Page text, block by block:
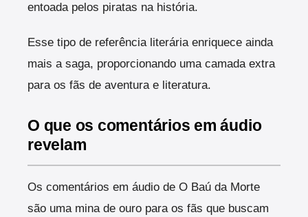
entoada pelos piratas na história.
Esse tipo de referência literária enriquece ainda
mais a saga, proporcionando uma camada extra
para os fãs de aventura e literatura.
O que os comentários em áudio
revelam
Os comentários em áudio de O Baú da Morte
são uma mina de ouro para os fãs que buscam